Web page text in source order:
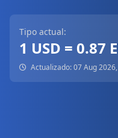
Tipo actual:
1 USD = 0.87
Actualizado: 07 Aug